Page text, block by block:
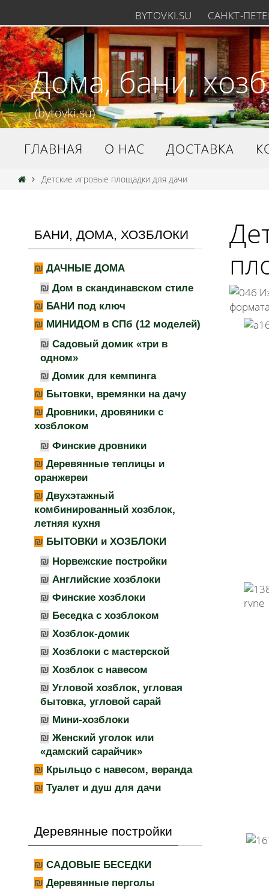
BYTOVKI.SU САНКТ-
Дома, бани,
(bytovki.su)
ГЛАВНАЯ О НАС ДОСТАВКА
Детские игровые площадки для дачи
БАНИ, ДОМА, ХОЗБЛОКИ
ДАЧНЫЕ ДОМА
Дом в скандинавском стиле
БАНИ под ключ
МИНИДОМ в СПб (12 моделей)
Садовый домик «три в
одном»
Домик для кемпинга
Бытовки, времянки на дачу
Дровники, дровяники с
хозблоком
Финские дровники
Деревянные теплицы и
оранжереи
Двухэтажный
комбинированный хозблок,
летняя кухня
БЫТОВКИ и ХОЗБЛОКИ
Норвежские постройки
Английские хозблоки
Финские хозблоки
Беседка с хозблоком
Хозблок-домик
Хозблоки с мастерской
Хозблок с навесом
Угловой хозблок, угловая
бытовка, угловой сарай
Мини-хозблоки
Женский уголок или
«дамский сарайчик»
Крыльцо с навесом, веранда
Туалет и душ для дачи
Деревянные постройки
САДОВЫЕ БЕСЕДКИ
Деревянные перголы